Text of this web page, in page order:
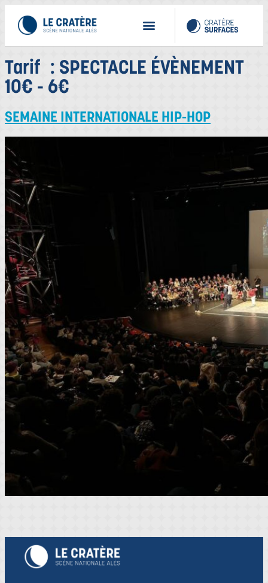
Tarif : SPECTACLE ÉVÈNEMENT
10€ - 6€
SEMAINE INTERNATIONALE HIP-HOP